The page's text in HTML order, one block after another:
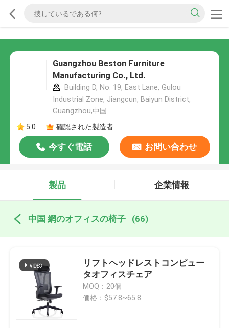
Guangzhou Beston Furniture
Manufacturing Co., Ltd.
Building D, No. 19, East Lane, Gulou
Industrial Zone, Jiangcun, Baiyun District,
Guangzhou,中国
5.0
確認された製造者
今すぐ電話 お問い合わせ
製品 企業情報
中国 網のオフィスの椅子 (66)
リフトヘッドレストコンピュー
タオフィスチェア
MOQ：20個
価格：$57.8~65.8